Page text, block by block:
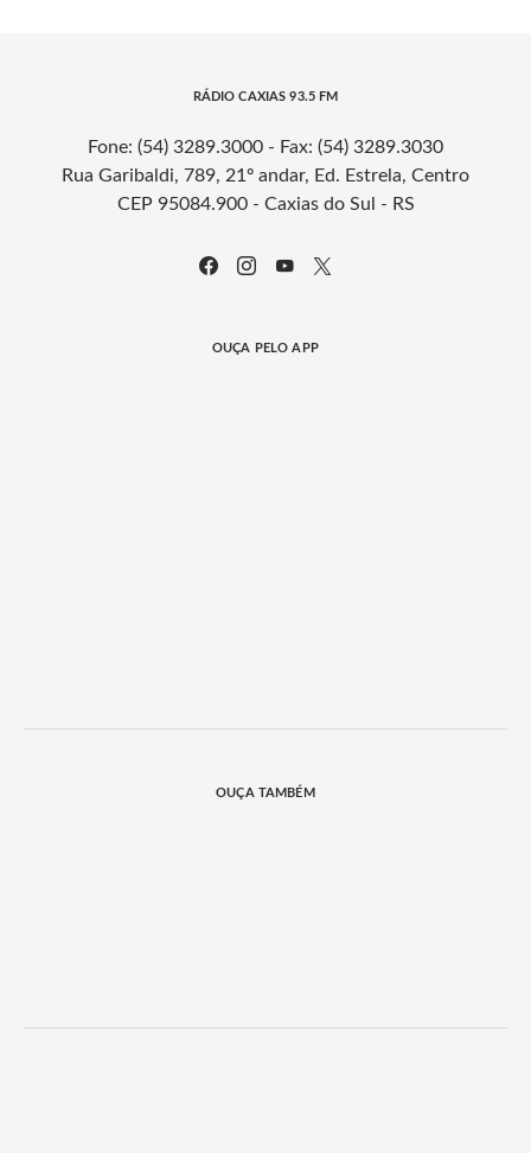
RÁDIO CAXIAS 93.5 FM
Fone: (54) 3289.3000 - Fax: (54) 3289.3030
Rua Garibaldi, 789, 21º andar, Ed. Estrela, Centro
CEP 95084.900 - Caxias do Sul - RS
OUÇA PELO APP
OUÇA TAMBÉM